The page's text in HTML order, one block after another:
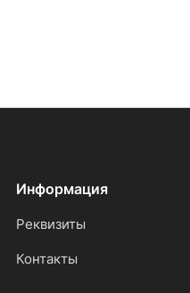
Информация
Реквизиты
Контакты